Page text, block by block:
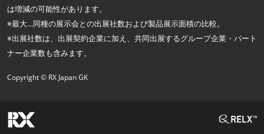
は増減の可能性があります。
※最大…同種の展示会との出展社数および製品展示面積の比較。
※出展社数は、出展契約企業に加え、共同出展するグループ企業・パート
ナー企業数も含みます。
Copyright © RX Japan GK